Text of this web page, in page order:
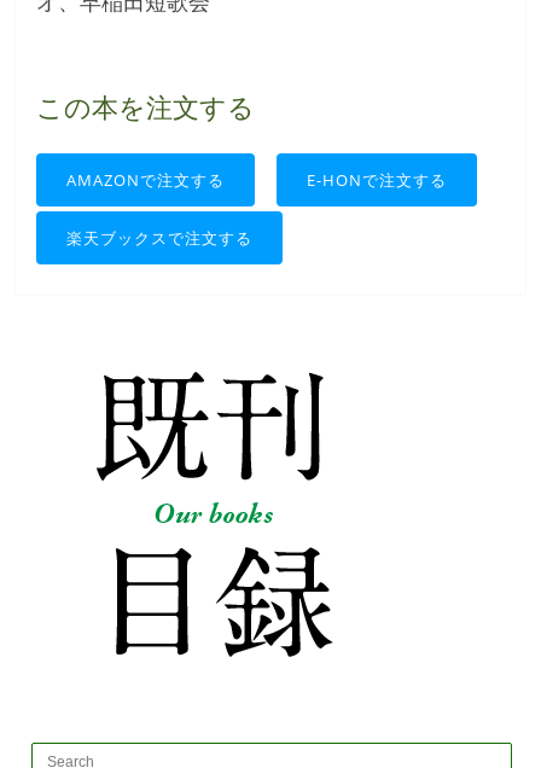
この本を注文する
AMAZONで注文する E-HONで注文する
楽天ブックスで注文する